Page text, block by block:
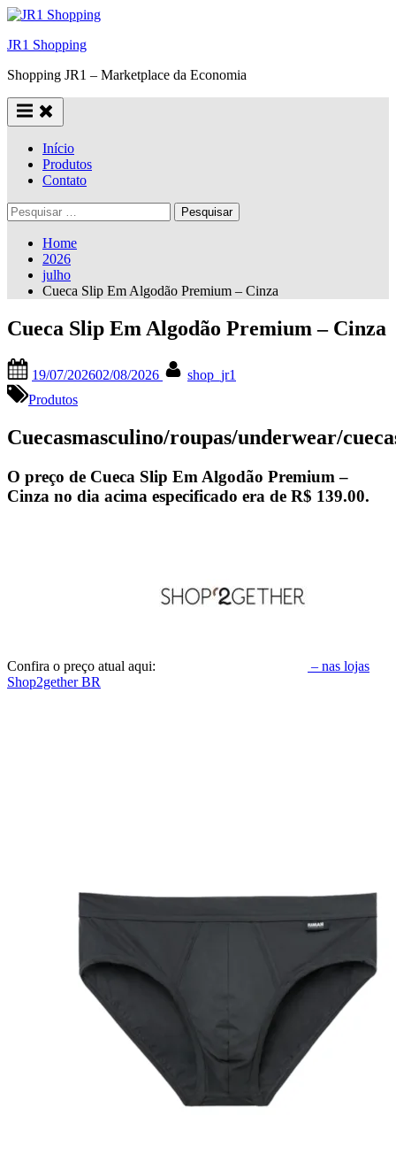
Skip
content
JR1 Shopping
Shopping JR1 – Marketplace da Economia
Início
Produtos
Contato
Pesquisar
por:
Home
2026
julho
Cueca Slip Em Algodão Premium – Cinza
Cueca Slip Em Algodão Premium – Cinza
on
19/07/202602/08/2026
shop_jr1
Produtos
Cuecasmasculino/roupas/underwear/
O preço de Cueca Slip Em Algodão Premium –
Cinza no dia acima especificado era de R$ 139.00.
Confira o preço atual aqui:
– nas lojas
Shop2gether BR